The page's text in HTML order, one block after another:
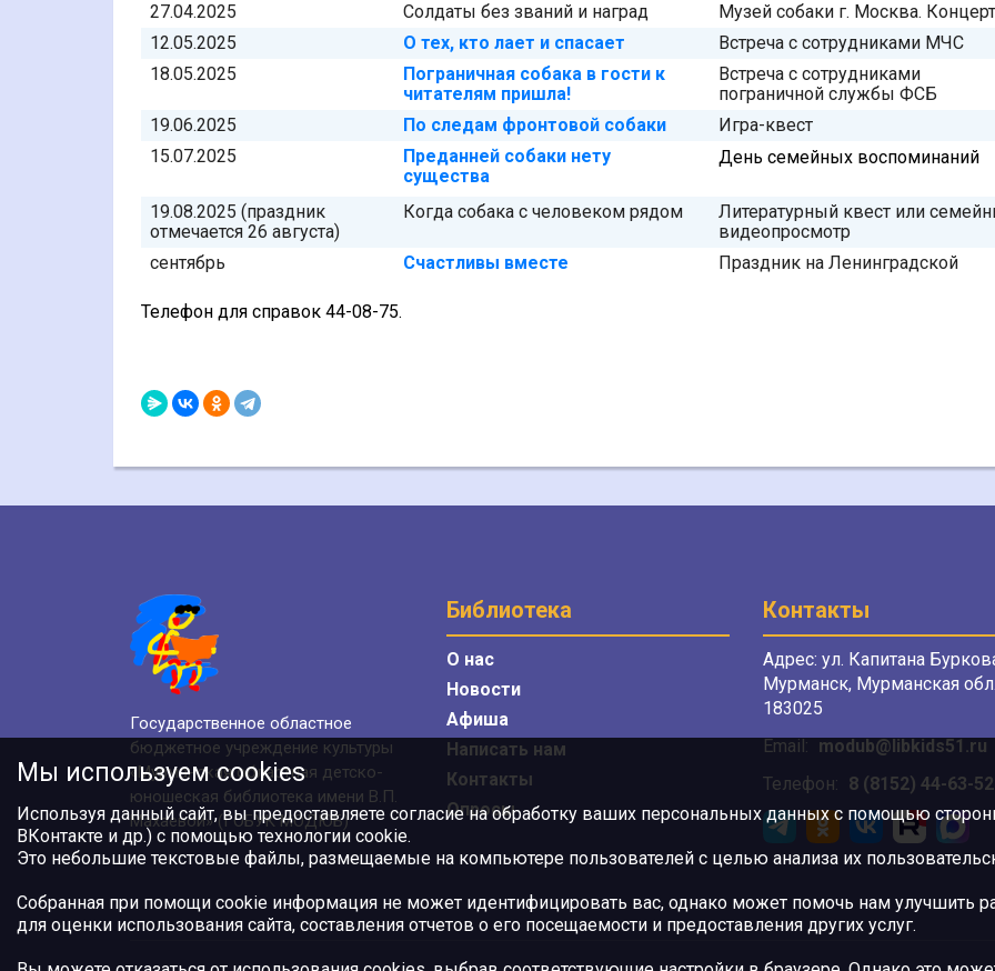
27.04.2025 Солдаты без званий и наград
Музей собаки г. Москва. Концерт
12.05.2025
О тех, кто лает и спасает
Встреча с сотрудниками МЧС
18.05.2025
Пограничная собака в гости к
читателям пришла!
Встреча с сотрудниками
пограничной службы ФСБ
19.06.2025
По следам фронтовой собаки
Игра-квест
15.07.2025
Преданней собаки нету
существа
День семейных воспоминаний
19.08.2025 (праздник
отмечается 26 августа)
Когда собака с человеком рядом
Литературный квест или
видеопросмотр
сентябрь
Счастливы вместе Праздник на Ленинградской
Телефон для справок 44-08-75.
Государственное областное
бюджетное учреждение культуры
«Мурманская областная детско-
юношеская библиотека имени В.П.
Махаевой» (ГОБУК МОДЮБ)
Библиотека
О нас
Новости
Афиша
Написать нам
Контакты
Опросы
Контакты
Адрес: ул. Капитана
Мурманск, Мурманская
183025
Email: modub@libkids51.ru
Телефон: 8 (8152) 44-63-52
Мы используем cookies
Используя данный сайт, вы предоставляете согласие на обработку ваших персональных данных с помощью
ВКонтакте и др.) с помощью технологии cookie.
Это небольшие текстовые файлы, размещаемые на компьютере пользователей с целью анализа их
Собранная при помощи cookie информация не может идентифицировать вас, однако может помочь нам улучшить
для оценки использования сайта, составления отчетов о его посещаемости и предоставления других услуг.